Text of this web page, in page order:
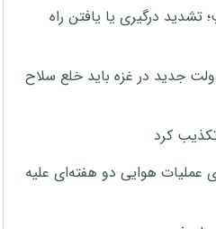
تشدید درگیری یا یافتن راه
جدید در غزه باید خلع سلاح
کرد
عملیات هوایی دو هفته‌ای علیه